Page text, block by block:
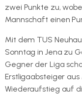
zwei Punkte zu,
Mannschaft einen
Mit dem TUS
Sonntag in Jena zu
Gegner der Liga
Erstligaabsteiger
Wiederaufstieg auf